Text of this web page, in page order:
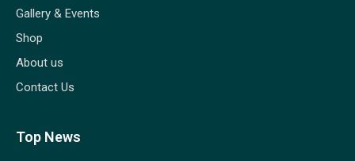
Gallery & Events
Shop
About us
Contact Us
Top News